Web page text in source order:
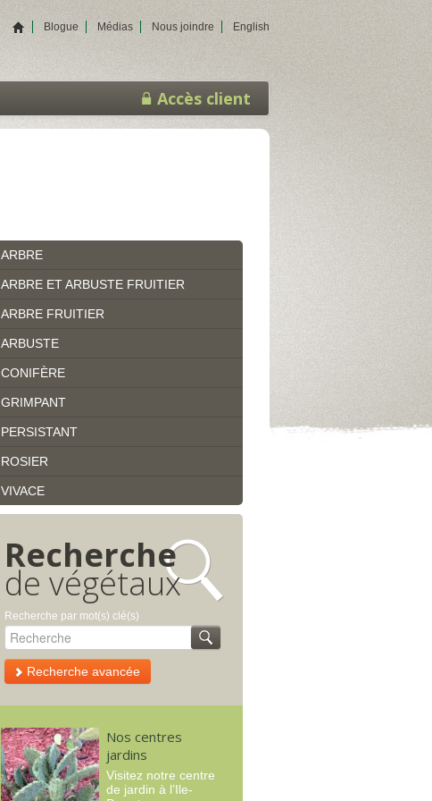
Blogue Médias Nous joindre English
Accès client
ARBRE
ARBRE ET ARBUSTE FRUITIER
ARBRE FRUITIER
ARBUSTE
CONIFÈRE
GRIMPANT
PERSISTANT
ROSIER
VIVACE
Recherche
de végétaux
Recherche par mot(s) clé(s)
Recherche avancée
Nos centres
jardins
Visitez notre centre
de jardin à l’Ile-